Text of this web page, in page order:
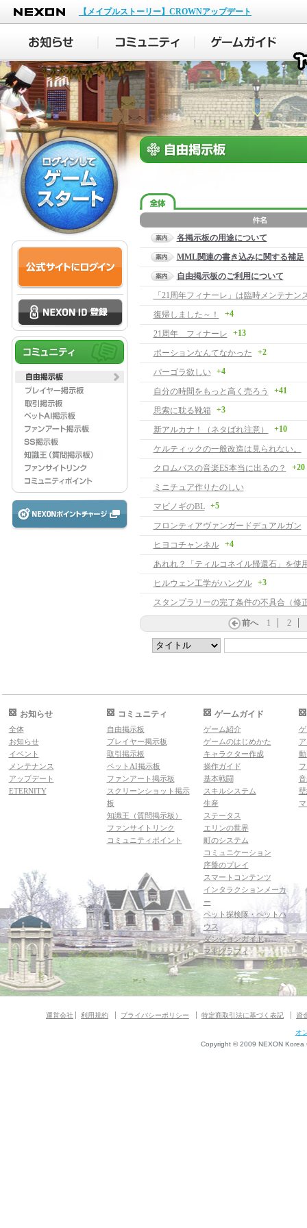
NEXON
【メイプルストーリー】CROWNアップデート
各掲示板の用途について
MML関連の書き込みに関する補足
自由掲示板のご利用について
「21周年フィナーレ」は臨時メンテナン
復帰しました～！
+4
21周年 フィナーレ +13
ポーションなんてなかった +2
パーゴラ欲しい +4
自分の時間をもっと高く売ろう +41
思索に耽る靴箱 +3
新アルカナ！（ネタばれ注意） +10
ケルティックの一般改造は見られない。
クロムバスの音楽ES本当に出るの？ +20
ミニチュア作りたのしい
マビノギのBL
+5
フロンティアヴァンガードデュアルガン
ヒヨコチャンネル +4
あれれ？「ティルコネイル帰還石」を使
ヒルウェン工学がハングル
+3
前へ 1 2
お知らせ
全体
お知らせ
イベント
メンテナンス
アップデート
ETERNITY
コミュニティ
自由掲示板
プレイヤー掲示板
取引掲示板
ペットAI掲示板
ファンアート掲示板
スクリーンショット掲示
板
知識王（質問掲示板）
ファンサイトリンク
コミュニティポイント
ゲームガイド
ゲーム紹介
ゲームのはじめかた
キャラクター作成
操作ガイド
基本戦闘
スキルシステム
生産
ステータス
エリンの世界
町のシステム
コミュニケーション
序盤のプレイ
スマートコンテンツ
インタラクションメーカ
ー
ペット探検隊・ペットハ
ウス
ダンジョンガイド
マギグラフィ
運営会社 利用規約 プライバシーポリシー 特定商取引法に基づく表記 資
オ
Copyright © 2009 NEXON Korea